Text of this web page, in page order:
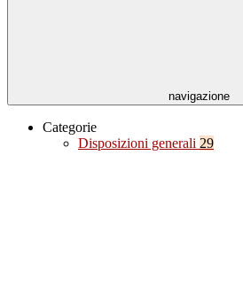
navigazione
Categorie
Disposizioni generali 29